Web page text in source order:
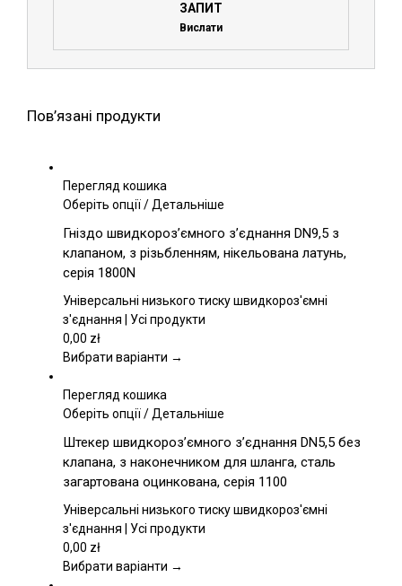
ЗАПИТ
Вислати
Пов’язані продукти
Перегляд кошика
Оберіть опціїЦей
має
кілька
Параметри
можна
на
товару
/Детальніше
Гніздо швидкороз’ємного з’єднання DN9,5 з
клапаном, з різьбленням, нікельована латунь,
серія 1800N
Універсальні низького тиску швидкороз'ємні
з'єднання | Усі продукти
0,00 zł
Вибрати варіанти →
Перегляд кошика
Оберіть опціїЦей
має
кілька
варіантів.
Параметри
можна
на
/Детальніше
Штекер швидкороз’ємного з’єднання DN5,5 без
клапана, з наконечником для шланга, сталь
загартована оцинкована, серія 1100
Універсальні низького тиску швидкороз'ємні
з'єднання | Усі продукти
0,00 zł
Вибрати варіанти →